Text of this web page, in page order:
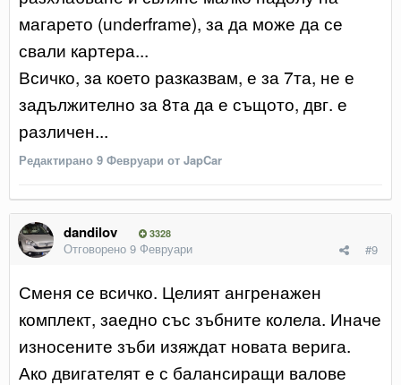
магарето (underframe), за да може да се
свали картера...
Всичко, за което разказвам, е за 7та, не е
задължително за 8та да е същото, двг. е
различен...
Редактирано 9 Февруари от JapCar
dandilov 3328
#9
Отговорено 9 Февруари
Сменя се всичко. Целият ангренажен
комплект, заедно със зъбните колела. Иначе
износените зъби изяждат новата верига.
Ако двигателят е с балансиращи валове